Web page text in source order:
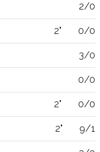
2/0
2" 0/0
3/0
0/0
2" 0/0
2" 9/1